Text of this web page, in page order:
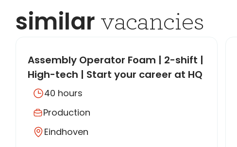
similar vacancies
Assembly Operator Foam | 2-shift |
High-tech | Start your career at HQ
Pack40 hours
Production
Eindhoven